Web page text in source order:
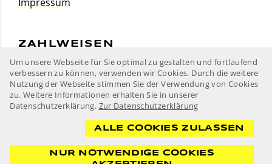
ZAHLWEISEN
Taucher Kamp-Lintfort e.V. Postfach 10 18 25
Um unsere Webseite für Sie optimal zu gestalten und fortlaufend
verbessern zu können, verwenden wir Cookies. Durch die weitere
Nutzung der Webseite stimmen Sie der Verwendung von Cookies
zu. Weitere Informationen erhalten Sie in unserer
Datenschutzerklärung. Zur Datenschutzerklärung
ALLE COOKIES ZULASSEN
NUR NOTWENDIGE COOKIES